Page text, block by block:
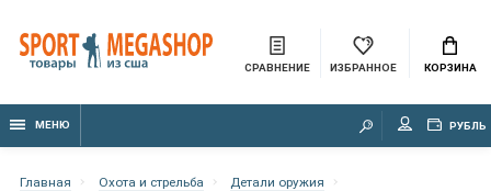
СРАВНЕНИЕ ИЗБРАННОЕ КОРЗИНА
МЕНЮ РУБЛЬ
Главная Охота и стрельба
Детали оружия